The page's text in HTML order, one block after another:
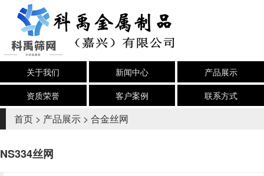
关于我们 新闻中心
产品展示
资质荣誉
客户案例 联系方式
首页 > 产品展示 > 合金丝网
NS334丝网